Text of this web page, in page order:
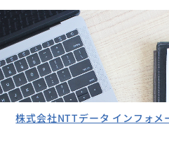
株式会社NTTデータ インフォメ